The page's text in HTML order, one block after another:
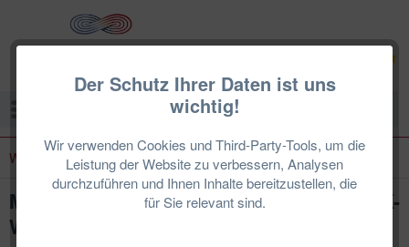
Der Schutz Ihrer Daten ist uns
wichtig!
Wir verwenden Cookies und Third-Party-Tools, um die
Leistung der Website zu verbessern, Analysen
durchzuführen und Ihnen Inhalte bereitzustellen, die
für Sie relevant sind.
Wandgeräte Set
Mitsubishi Heavy Klimaanlage SRK20ZSX-
WFB 2,0 kW | BAFA förderfähig